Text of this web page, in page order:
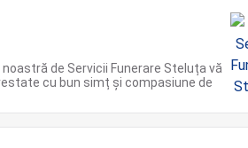
de Servicii Funerare Steluța vă
cu bun simț și compasiune de